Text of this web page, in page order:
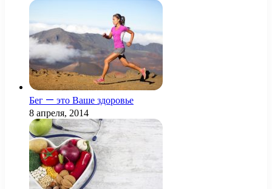
Бег — это Ваше здоровье
8 апреля, 2014